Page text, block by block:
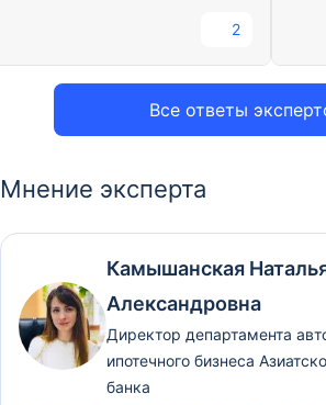
Все ответы
2
Мнение эксперта
Камышанская
Александровна
Директор департамента
ипотечного бизнеса
банка